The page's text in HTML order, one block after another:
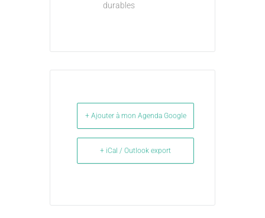
durables
+ Ajouter à mon Agenda Google
+ iCal / Outlook export